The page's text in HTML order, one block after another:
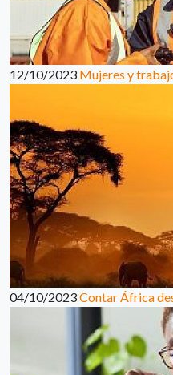
12/10/2023 Mujeres y
04/10/2023Contar África